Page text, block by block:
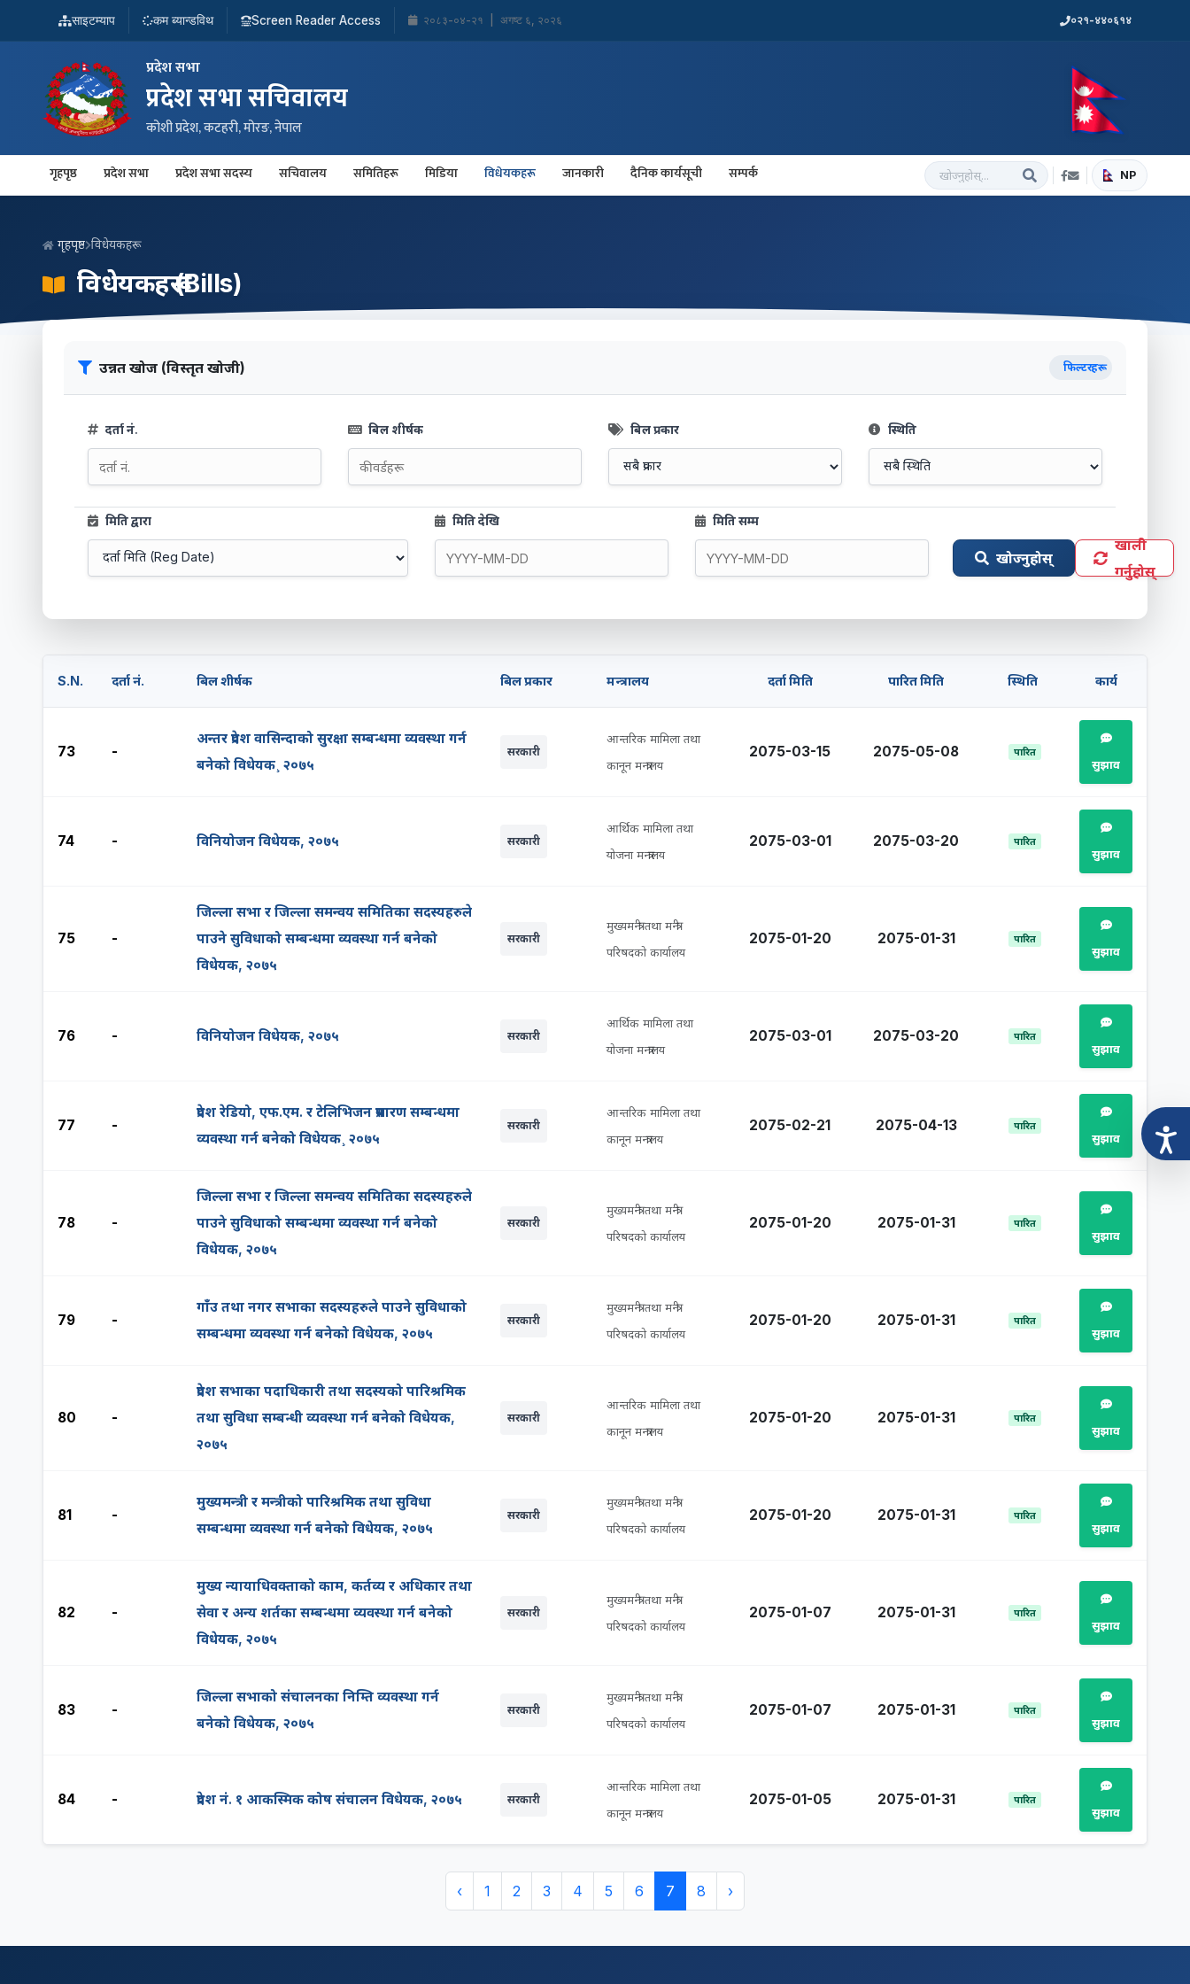
साइटम्याप कम ब्यान्डविथ Screen Reader Access २०८३-०४-२१ अगष्ट ६, २०२६ ०२१-४४०६१४
प्रदेश सभा
प्रदेश सभा सचिवालय
कोशी प्रदेश, कटहरी, मोरङ, नेपाल
गृहपृष्ठ प्रदेश सभा प्रदेश सभा सदस्य सचिवालय समितिहरू मिडिया विधेयकहरू जानकारी दैनिक कार्यसूची सम्पर्क NP
गृहपृष्ठ विधेयकहरू
विधेयकहरू (Bills)
उन्नत खोज (विस्तृत खोजी) फिल्टरहरू
दर्ता नं. बिल शीर्षक बिल प्रकार स्थिति
मिति द्वारा मिति देखि मिति सम्म
खोज्नुहोस्
खाली
गर्नुहोस्
S.N. दर्ता नं. बिल शीर्षक बिल प्रकार मन्त्रालय दर्ता मिति पारित मिति स्थिति कार्य
73 -
अन्तर प्रदेश वासिन्दाको सुरक्षा सम्बन्धमा व्यवस्था गर्न
बनेको विधेयक¸ २०७५
सरकारी
आन्तरिक मामिला तथा
कानून मन्त्रालय
2075-03-15 2075-05-08 पारित
सुझाव
74 - विनियोजन विधेयक, २०७५ सरकारी
आर्थिक मामिला तथा
योजना मन्त्रालय
2075-03-01 2075-03-20 पारित
सुझाव
75 -
जिल्ला सभा र जिल्ला समन्वय समितिका सदस्यहरुले
पाउने सुविधाको सम्बन्धमा व्यवस्था गर्न बनेको
विधेयक, २०७५
सरकारी
मुख्यमन्त्री तथा मन्त्री
परिषदको कार्यालय
2075-01-20 2075-01-31 पारित
सुझाव
76 - विनियोजन विधेयक, २०७५ सरकारी
आर्थिक मामिला तथा
योजना मन्त्रालय
2075-03-01 2075-03-20 पारित
सुझाव
77 -
प्रदेश रेडियो, एफ.एम. र टेलिभिजन प्रसारण सम्बन्धमा
व्यवस्था गर्न बनेको विधेयक¸ २०७५
सरकारी
आन्तरिक मामिला तथा
कानून मन्त्रालय
2075-02-21 2075-04-13 पारित
सुझाव
78 -
जिल्ला सभा र जिल्ला समन्वय समितिका सदस्यहरुले
पाउने सुविधाको सम्बन्धमा व्यवस्था गर्न बनेको
विधेयक, २०७५
सरकारी
मुख्यमन्त्री तथा मन्त्री
परिषदको कार्यालय
2075-01-20 2075-01-31 पारित
सुझाव
79 -
गाँउ तथा नगर सभाका सदस्यहरुले पाउने सुविधाको
सम्बन्धमा व्यवस्था गर्न बनेको विधेयक, २०७५
सरकारी
मुख्यमन्त्री तथा मन्त्री
परिषदको कार्यालय
2075-01-20 2075-01-31 पारित
सुझाव
80 -
प्रदेश सभाका पदाधिकारी तथा सदस्यको पारिश्रमिक
तथा सुविधा सम्बन्धी व्यवस्था गर्न बनेको विधेयक,
२०७५
सरकारी
आन्तरिक मामिला तथा
कानून मन्त्रालय
2075-01-20 2075-01-31 पारित
सुझाव
81 -
मुख्यमन्त्री र मन्त्रीको पारिश्रमिक तथा सुविधा
सम्बन्धमा व्यवस्था गर्न बनेको विधेयक, २०७५
सरकारी
मुख्यमन्त्री तथा मन्त्री
परिषदको कार्यालय
2075-01-20 2075-01-31 पारित
सुझाव
82 -
मुख्य न्यायाधिवक्ताको काम, कर्तव्य र अधिकार तथा
सेवा र अन्य शर्तका सम्बन्धमा व्यवस्था गर्न बनेको
विधेयक, २०७५
सरकारी
मुख्यमन्त्री तथा मन्त्री
परिषदको कार्यालय
2075-01-07 2075-01-31 पारित
सुझाव
83 -
जिल्ला सभाको संचालनका निम्ति व्यवस्था गर्न
बनेको विधेयक, २०७५
सरकारी
मुख्यमन्त्री तथा मन्त्री
परिषदको कार्यालय
2075-01-07 2075-01-31 पारित
सुझाव
84 - प्रदेश नं. १ आकस्मिक कोष संचालन विधेयक, २०७५ सरकारी
आन्तरिक मामिला तथा
कानून मन्त्रालय
2075-01-05 2075-01-31 पारित
सुझाव
‹ 1 2 3 4 5 6 7 8 ›